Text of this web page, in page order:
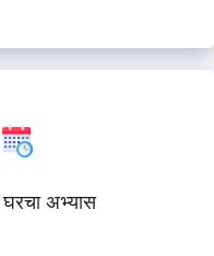
घरचा अभ्यास